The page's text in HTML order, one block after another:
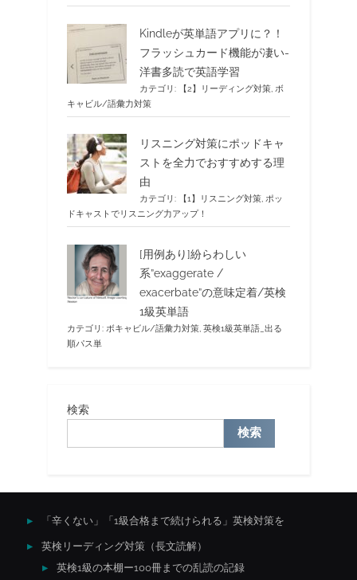
Kindleが英単語アプリに？！
フラッシュカード機能が凄い-
洋書多読で英語学習
カテゴリ: 【2】リーディング対策, ボ
キャビル/語彙力対策
リスニング対策にポッドキャ
ストを全力でおすすめする理
由
カテゴリ: 【1】リスニング対策, ポッ
ドキャストでリスニング力アップ！
[用例あり]紛らわしい
系”exaggerate /
exacerbate”の意味定着/英検
1級英単語
カテゴリ: ボキャビル/語彙力対策 英検1級英単語_出る
順パス単
検索
検索
「辛くない」「1級合格まで続けられる」英検対策を
英検リーディング対策（長文読解）
英検1級の本棚ー100冊までの乱読の記録